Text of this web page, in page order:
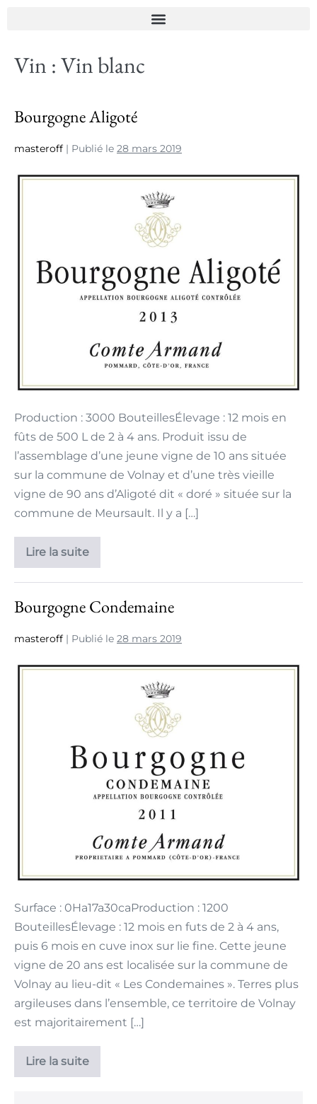
Vin :Vin blanc
Bourgogne Aligoté
masteroff | Publié le 28 mars 2019
Production : 3000 BouteillesÉlevage : 12 mois en
fûts de 500 L de 2 à 4 ans. Produit issu de
l’assemblage d’une jeune vigne de 10 ans située
sur la commune de Volnay et d’une très vieille
vigne de 90 ans d’Aligoté dit « doré » située sur la
commune de Meursault. Il y a […]
Lire la suite
Bourgogne Condemaine
masteroff | Publié le 28 mars 2019
Surface : 0Ha17a30caProduction : 1200
BouteillesÉlevage : 12 mois en futs de 2 à 4 ans,
puis 6 mois en cuve inox sur lie fine. Cette jeune
vigne de 20 ans est localisée sur la commune de
Volnay au lieu-dit « Les Condemaines ». Terres plus
argileuses dans l’ensemble, ce territoire de Volnay
est majoritairement […]
Lire la suite